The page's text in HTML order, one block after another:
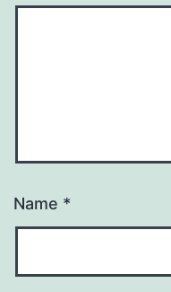
Name *